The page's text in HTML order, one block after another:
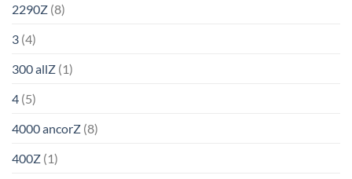
2290Z (8)
3 (4)
300 allZ (1)
4 (5)
4000 ancorZ (8)
400Z (1)